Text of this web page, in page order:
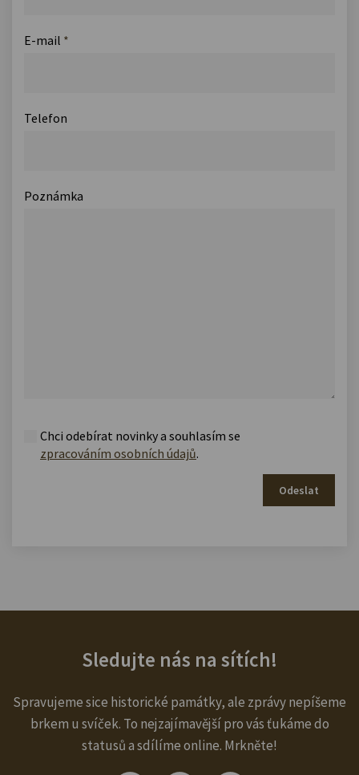
E-mail *
Telefon
Poznámka
Chci odebírat novinky a souhlasím se
zpracováním osobních údajů.
Odeslat
Sledujte nás na sítích!
Spravujeme sice historické památky, ale zprávy nepíšeme
brkem u svíček. To nejzajímavější pro vás ťukáme do
statusů a sdílíme online. Mrkněte!